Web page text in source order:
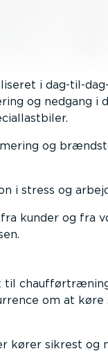
i dag-til-
og nedgang i
og
i stress og
kunder og fra
til
om at køre
kører sikrest og